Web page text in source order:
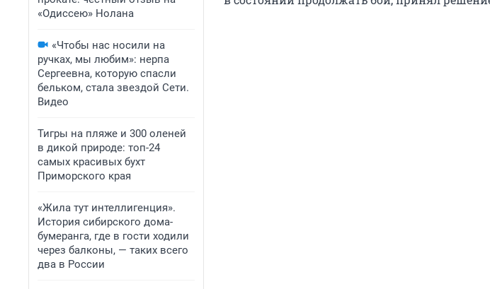
«Одиссею» Нолана
«Чтобы нас носили на
ручках, мы любим»: нерпа
Сергеевна, которую спасли
бельком, стала звездой Сети.
Видео
Тигры на пляже и 300 оленей
в дикой природе: топ-24
самых красивых бухт
Приморского края
«Жила тут интеллигенция».
История сибирского дома-
бумеранга, где в гости ходили
через балконы, — таких всего
два в России